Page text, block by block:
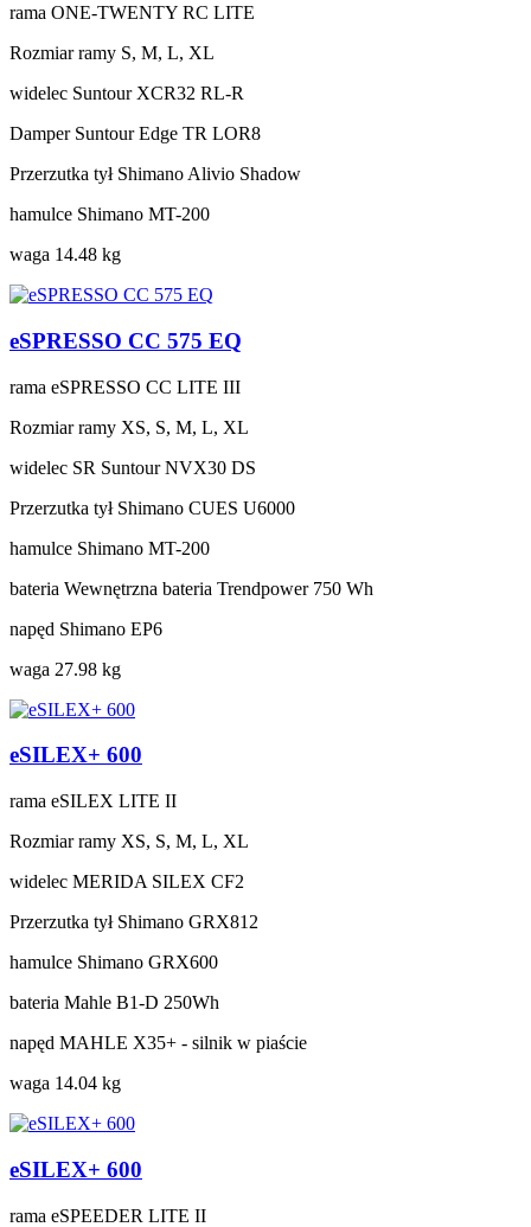
rama ONE-TWENTY RC LITE
Rozmiar ramy S, M, L, XL
widelec Suntour XCR32 RL-R
Damper Suntour Edge TR LOR8
Przerzutka tył Shimano Alivio Shadow
hamulce Shimano MT-200
waga 14.48 kg
eSPRESSO CC 575 EQ
rama eSPRESSO CC LITE III
Rozmiar ramy XS, S, M, L, XL
widelec SR Suntour NVX30 DS
Przerzutka tył Shimano CUES U6000
hamulce Shimano MT-200
bateria Wewnętrzna bateria Trendpower 750 Wh
napęd Shimano EP6
waga 27.98 kg
eSILEX+ 600
rama eSILEX LITE II
Rozmiar ramy XS, S, M, L, XL
widelec MERIDA SILEX CF2
Przerzutka tył Shimano GRX812
hamulce Shimano GRX600
bateria Mahle B1-D 250Wh
napęd MAHLE X35+ - silnik w piaście
waga 14.04 kg
eSILEX+ 600
rama eSPEEDER LITE II